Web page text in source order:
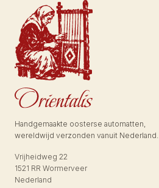
Handgemaakte oosterse automatten,
wereldwijd verzonden vanuit Nederland.
Vrijheidweg 22
1521 RR Wormerveer
Nederland